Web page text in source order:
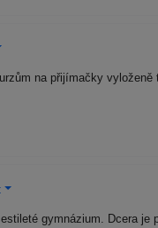
na přijímačky
gymnázium. Dcera